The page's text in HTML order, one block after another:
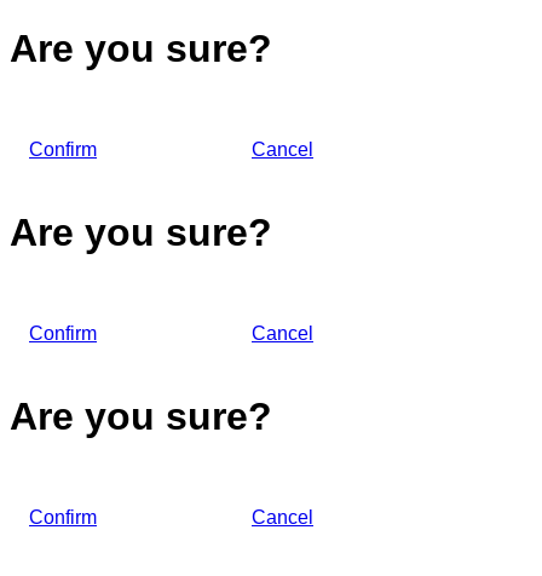
Are you sure?
Confirm Cancel
Are you sure?
Confirm Cancel
Are you sure?
Confirm Cancel